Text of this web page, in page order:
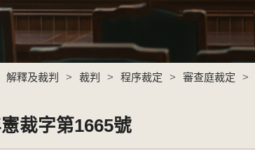
解釋及裁判 > 裁判 > 程序裁定 > 審查庭裁定 >
裁字第1665號